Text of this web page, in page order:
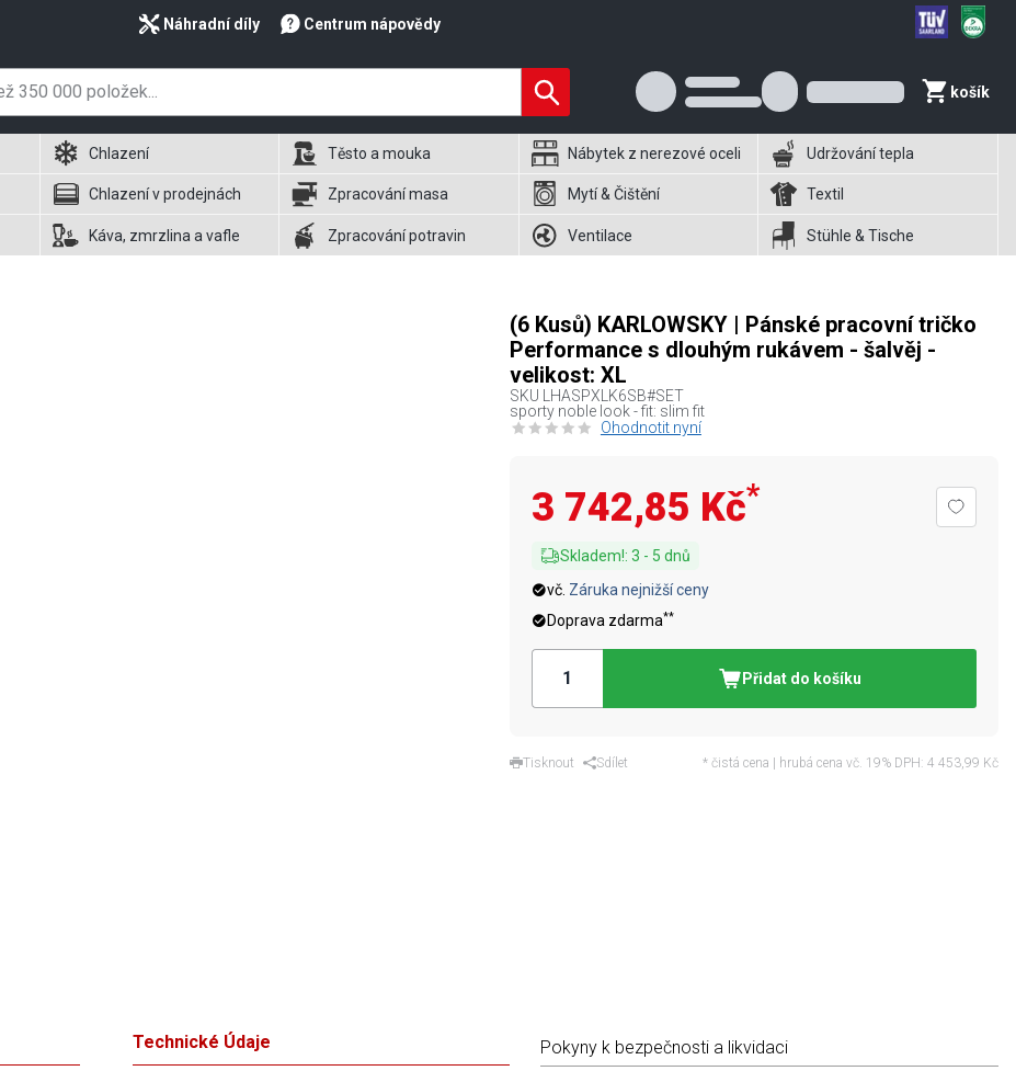
Náhradní díly Centrum nápovědy
košík
Chlazení Těsto a mouka Nábytek z nerezové oceli Udržování tepla
Chlazení v prodejnách Zpracování masa Mytí & Čištění Textil
Káva, zmrzlina a vafle Zpracování potravin Ventilace Stühle & Tische
(6 Kusů) KARLOWSKY | Pánské pracovní tričko
Performance s dlouhým rukávem - šalvěj -
velikost: XL
SKU
LHASPXLK6SB#SET
sporty noble look - fit: slim fit
Ohodnotit nyní
3 742,85 Kč*
Skladem!: 3 - 5 dnů
vč. Záruka nejnižší ceny
Doprava zdarma**
Přidat do košíku
Tisknout Sdílet * čistá cena | hrubá cena vč. 19% DPH: 4 453,99 Kč
Technické Údaje Pokyny k bezpečnosti a likvidaci